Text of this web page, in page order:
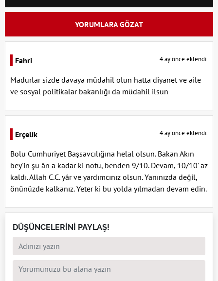
YORUMLARA GÖZAT
Fahri 4 ay önce eklendi.
Madurlar sizde davaya müdahil olun hatta diyanet ve aile
ve sosyal politikalar bakanlığı da müdahil ilsun
Erçelik 4 ay önce eklendi.
Bolu Cumhuriyet Başsavcılığına helal olsun. Bakan Akın
bey'in şu ân a kadar ki notu, benden 9/10. Devam, 10/10' az
kaldı. Allah C.C. yâr ve yardımcınız olsun. Yanınızda değil,
önünüzde kalkanız. Yeter ki bu yolda yılmadan devam edin.
DÜŞÜNCELERİNİ PAYLAŞ!